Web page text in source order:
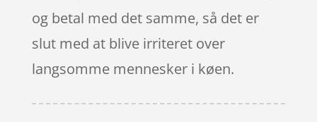
og betal med det samme, så det er
slut med at blive irriteret over
langsomme mennesker i køen.